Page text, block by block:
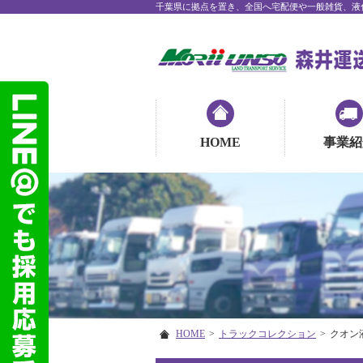
千葉県に拠点を置き、全国へ宅配便や一般雑貨、
HOME 事業
HOME > トラックコレクション > クオン